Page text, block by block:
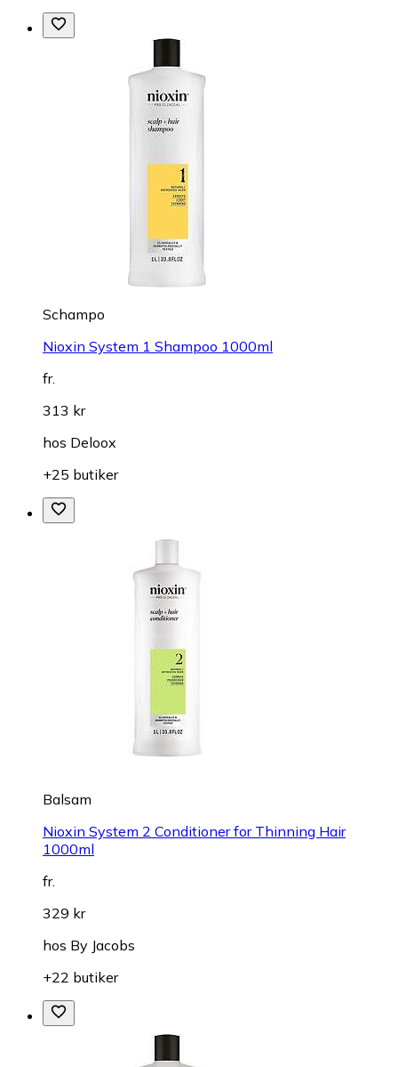
Schampo
Nioxin System 1 Shampoo 1000ml
fr.
313 kr
hos Deloox
+25 butiker
Balsam
Nioxin System 2 Conditioner for Thinning Hair
1000ml
fr.
329 kr
hos By Jacobs
+22 butiker